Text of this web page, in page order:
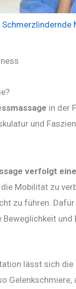
Schmerzlindernde
in der
und
verfolgt
Mobilität zu
zu führen.
Beweglichkeit
lässt sich die